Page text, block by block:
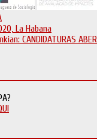
La Habana
CANDIDATURAS